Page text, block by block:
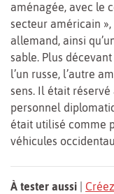
aménagée, avec le
secteur américain
allemand, ainsi
sable. Plus
l’un russe, l’autre
sens. Il était réservé
personnel
était utilisé comme
véhicules
À tester aussi